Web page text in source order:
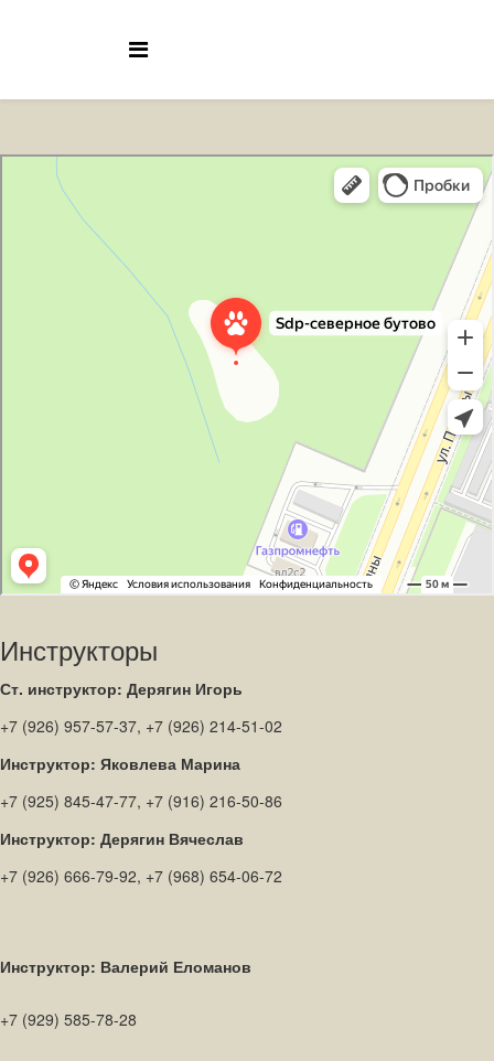
Инструкторы
Ст. инструктор: Дерягин Игорь
+7 (926) 957-57-37, +7 (926) 214-51-02
Инструктор: Яковлева Марина
+7 (925) 845-47-77, +7 (916) 216-50-86
Инструктор: Дерягин Вячеслав
+7 (926) 666-79-92, +7 (968) 654-06-72
Инструктор: Валерий Еломанов
+7 (929) 585-78-28